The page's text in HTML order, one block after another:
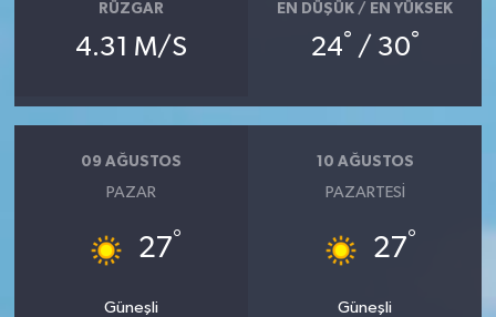
RÜZGAR
4.31 M/S
EN DÜŞÜK / EN YÜKSEK
24° / 30°
09 AĞUSTOS
PAZAR
27°
Güneşli
10 AĞUSTOS
PAZARTESI
27°
Güneşli